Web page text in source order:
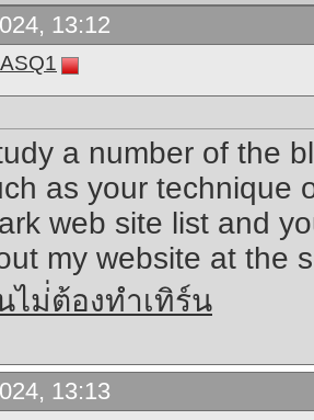
13:12
a number of the
as your technique
web site list and
my website at the
ไม่่ต้องทำเทิร์น
13:13